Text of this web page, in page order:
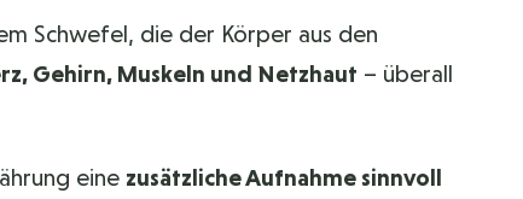
Schwefel, die der Körper aus den
Gehirn, Muskeln und Netzhaut – überall
eine zusätzliche Aufnahme sinnvoll